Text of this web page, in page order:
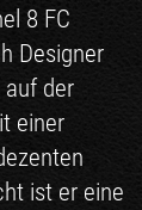
8 FC
Designer
auf der
einer
ist er eine